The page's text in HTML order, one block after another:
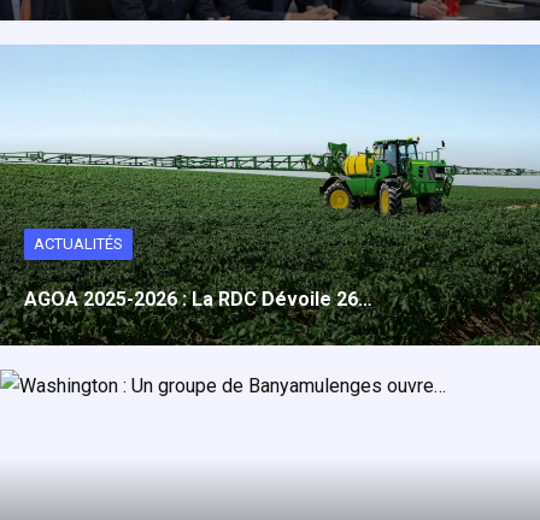
ACTUALITÉS
AGOA 2025-2026 : La RDC Dévoile 26…